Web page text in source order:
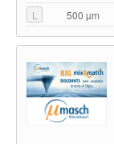
L
500 µm